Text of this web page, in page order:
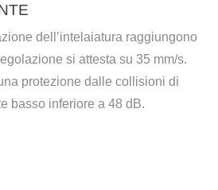
dell’intelaiatura raggiungono
si attesta su 35 mm/s.
protezione dalle collisioni di
basso inferiore a 48 dB.